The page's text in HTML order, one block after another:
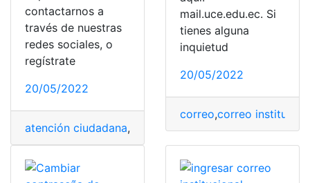
contactarnos a
través de nuestras
redes sociales, o
regístrate
20/05/2022
atención ciudadana, ,Ecuador,mineduc,
mail.uce.edu.ec. Si
tienes alguna
inquietud
20/05/2022
correo,correo